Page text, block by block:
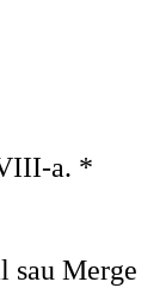
a. *
sau Merge